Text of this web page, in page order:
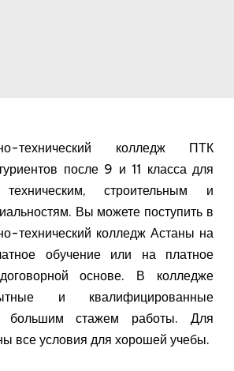
технический колледж ПТК
после 9 и 11 класса для
строительным и
Вы можете поступить в
технический колледж Астаны на
обучение или на платное
основе. В колледже
и квалифицированные
большим стажем работы. Для
все условия для хорошей учебы.